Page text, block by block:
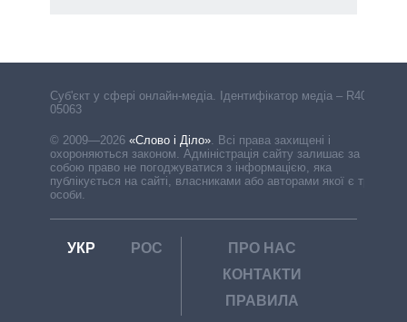
Cуб'єкт у сфері онлайн-медіа. Ідентифікатор медіа – R40-
05063
© 2009—2026 «Слово і Діло»
Всі права захищені і
охороняються законом. Адміністрація сайту залишає за
собою право не погоджуватися з інформацією, яка
публікується на сайті, власниками або авторами якої є треті
особи.
УКР РОС
ПРО НАС
КОНТАКТИ
ПРАВИЛА